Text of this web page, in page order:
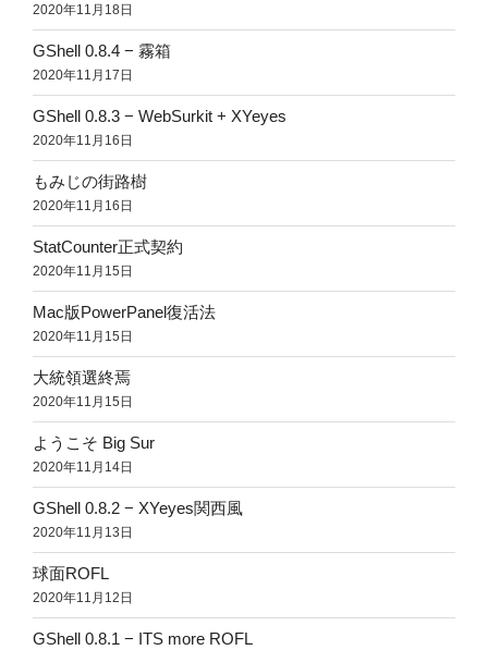
2020年11月18日
GShell 0.8.4 − 霧箱
2020年11月17日
GShell 0.8.3 − WebSurkit + XYeyes
2020年11月16日
もみじの街路樹
2020年11月16日
StatCounter正式契約
2020年11月15日
Mac版PowerPanel復活法
2020年11月15日
大統領選終焉
2020年11月15日
ようこそ Big Sur
2020年11月14日
GShell 0.8.2 − XYeyes関西風
2020年11月13日
球面ROFL
2020年11月12日
GShell 0.8.1 − ITS more ROFL